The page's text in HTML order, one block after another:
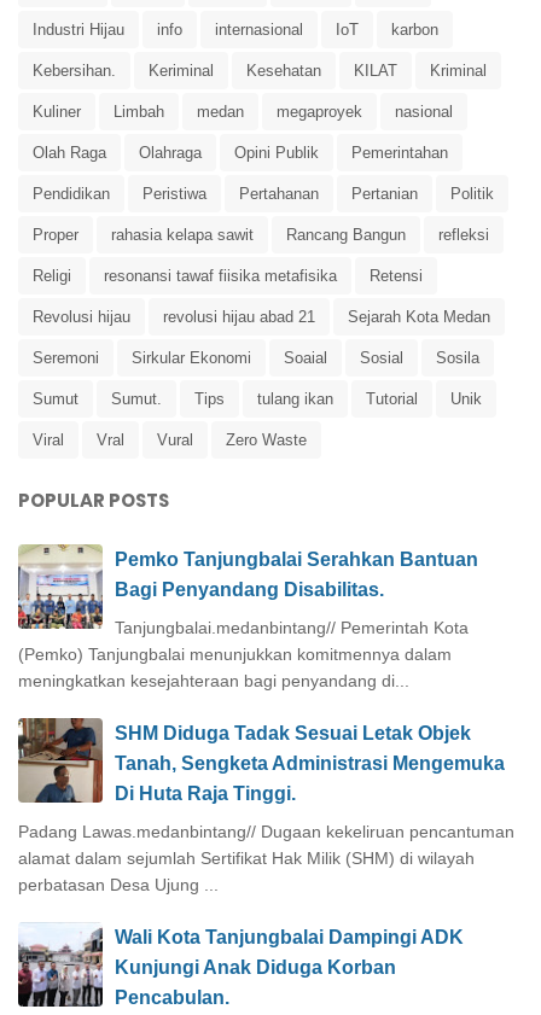
Industri Hijau info internasional IoT karbon
Kebersihan. Keriminal Kesehatan KILAT Kriminal
Kuliner Limbah medan megaproyek nasional
Olah Raga Olahraga Opini Publik Pemerintahan
Pendidikan Peristiwa Pertahanan Pertanian Politik
Proper rahasia kelapa sawit Rancang Bangun refleksi
Religi resonansi tawaf fiisika metafisika Retensi
Revolusi hijau revolusi hijau abad 21 Sejarah Kota Medan
Seremoni Sirkular Ekonomi Soaial Sosial Sosila
Sumut Sumut. Tips tulang ikan Tutorial Unik
Viral Vral Vural Zero Waste
POPULAR POSTS
Pemko Tanjungbalai Serahkan Bantuan
Bagi Penyandang Disabilitas.
Tanjungbalai.medanbintang// Pemerintah Kota
(Pemko) Tanjungbalai menunjukkan komitmennya dalam
meningkatkan kesejahteraan bagi penyandang di...
SHM Diduga Tadak Sesuai Letak Objek
Tanah, Sengketa Administrasi Mengemuka
Di Huta Raja Tinggi.
Padang Lawas.medanbintang// Dugaan kekeliruan pencantuman
alamat dalam sejumlah Sertifikat Hak Milik (SHM) di wilayah
perbatasan Desa Ujung ...
Wali Kota Tanjungbalai Dampingi ADK
Kunjungi Anak Diduga Korban
Pencabulan.